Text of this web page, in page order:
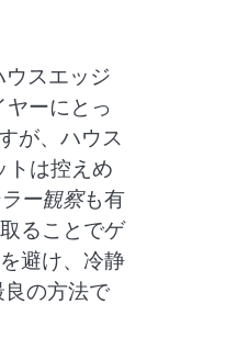
スエッジ
ーにとっ
が、ハウス
トは控えめ
ー観察も有
ることでゲ
避け、冷静
の方法で